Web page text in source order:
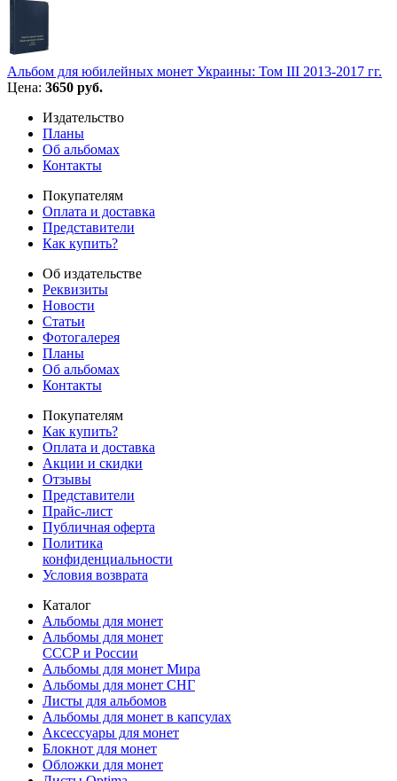
Альбом для юбилейных монет Украины: Том III 2013-2017 гг.
Цена: 3650 руб.
Издательство
Планы
Об альбомах
Контакты
Покупателям
Оплата и доставка
Представители
Как купить?
Об издательстве
Реквизиты
Новости
Статьи
Фотогалерея
Планы
Об альбомах
Контакты
Покупателям
Как купить?
Оплата и доставка
Акции и скидки
Отзывы
Представители
Прайс-лист
Публичная оферта
Политика
конфиденциальности
Условия возврата
Каталог
Альбомы для монет
Альбомы для монет
СССР и России
Альбомы для монет Мира
Альбомы для монет СНГ
Листы для альбомов
Альбомы для монет в капсулах
Аксессуары для монет
Блокнот для монет
Обложки для монет